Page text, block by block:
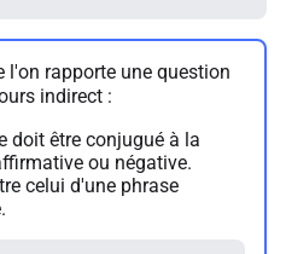
l'on rapporte une question
indirect :
doit être conjugué à la
ou négative.
celui d'une phrase